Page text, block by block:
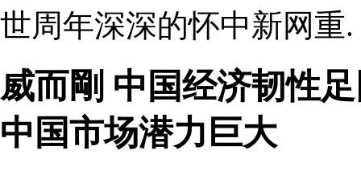
世周年深深的怀中新网重.
威而剛 中国经济韧性
中国市场潜力巨大